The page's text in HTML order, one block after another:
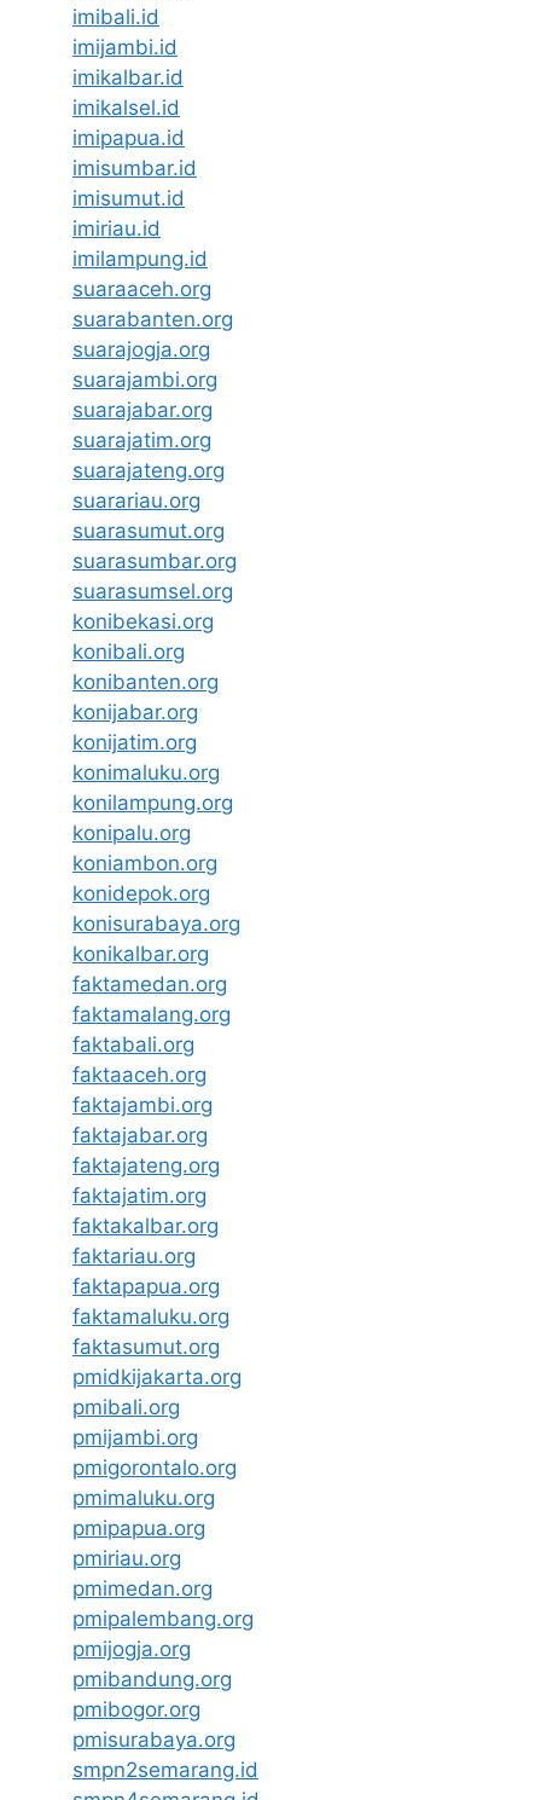
imibali.id
imijambi.id
imikalbar.id
imikalsel.id
imipapua.id
imisumbar.id
imisumut.id
imiriau.id
imilampung.id
suaraaceh.org
suarabanten.org
suarajogja.org
suarajambi.org
suarajabar.org
suarajatim.org
suarajateng.org
suarariau.org
suarasumut.org
suarasumbar.org
suarasumsel.org
konibekasi.org
konibali.org
konibanten.org
konijabar.org
konijatim.org
konimaluku.org
konilampung.org
konipalu.org
koniambon.org
konidepok.org
konisurabaya.org
konikalbar.org
faktamedan.org
faktamalang.org
faktabali.org
faktaaceh.org
faktajambi.org
faktajabar.org
faktajateng.org
faktajatim.org
faktakalbar.org
faktariau.org
faktapapua.org
faktamaluku.org
faktasumut.org
pmidkijakarta.org
pmibali.org
pmijambi.org
pmigorontalo.org
pmimaluku.org
pmipapua.org
pmiriau.org
pmimedan.org
pmipalembang.org
pmijogja.org
pmibandung.org
pmibogor.org
pmisurabaya.org
smpn2semarang.id